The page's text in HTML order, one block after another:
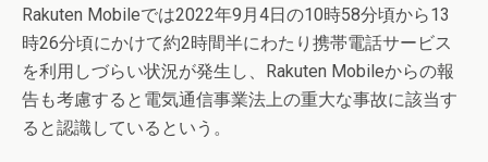
Rakuten Mobileでは2022年9月4日の10時58分頃から13
時26分頃にかけて約2時間半にわたり携帯電話サービス
を利用しづらい状況が発生し、Rakuten Mobileからの報
告も考慮すると電気通信事業法上の重大な事故に該当す
ると認識しているという。